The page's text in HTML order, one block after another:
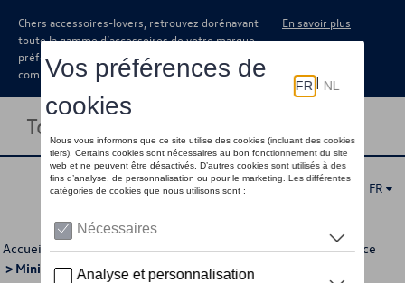
Chers accessoires-lovers, retrouvez dorénavant
toute la gamme d’accessoires de votre marque
préférée sous forme de catalogue à
commander auprès de votre concessionaire.
En savoir plus
Toggle navigation
FR
Accueil >Pour votre Volkswagen >Lifestyle >Dernière chance
> Miniatures